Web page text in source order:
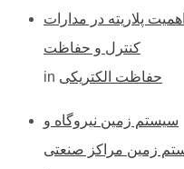
اهمیت پلاریته در مدارات
کنترل و حفاظت
in حفاظت الکتریکی
سیستم زمین نیروگاه و
زمین مراکز صنعتی